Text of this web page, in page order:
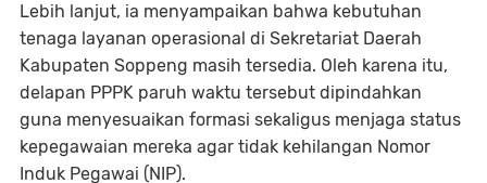
Lebih lanjut, ia menyampaikan bahwa kebutuhan
tenaga layanan operasional di Sekretariat Daerah
Kabupaten Soppeng masih tersedia. Oleh karena itu,
delapan PPPK paruh waktu tersebut dipindahkan
guna menyesuaikan formasi sekaligus menjaga status
kepegawaian mereka agar tidak kehilangan Nomor
Induk Pegawai (NIP).